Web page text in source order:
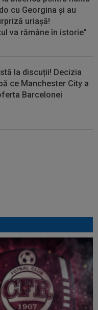
cu Georgina și au
uriașă!
va rămâne în istorie”
la discuții! Decizia
ce Manchester City a
Barcelonei